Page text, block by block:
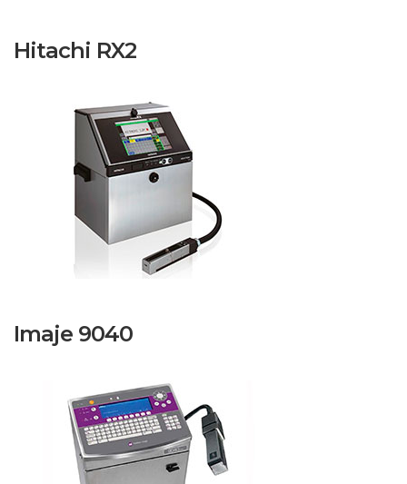
Hitachi RX2
Imaje 9040